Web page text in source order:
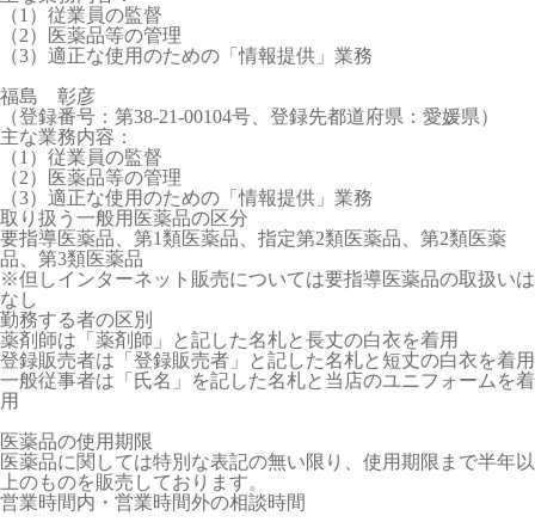
（1）従業員の監督
（2）医薬品等の管理
（3）適正な使用のための「情報提供」業務
福島 彰彦
（登録番号：第38-21-00104号、登録先都道府県：愛媛県）
主な業務内容：
（1）従業員の監督
（2）医薬品等の管理
（3）適正な使用のための「情報提供」業務
取り扱う一般用医薬品の区分
要指導医薬品、第1類医薬品、指定第2類医薬品、第2類医薬
品、第3類医薬品
※但しインターネット販売については要指導医薬品の取扱いは
なし
勤務する者の区別
薬剤師は「薬剤師」と記した名札と長丈の白衣を着用
登録販売者は「登録販売者」と記した名札と短丈の白衣を着用
一般従事者は「氏名」を記した名札と当店のユニフォームを着
用
医薬品の使用期限
医薬品に関しては特別な表記の無い限り、使用期限まで半年以
上のものを販売しております。
営業時間内・営業時間外の相談時間